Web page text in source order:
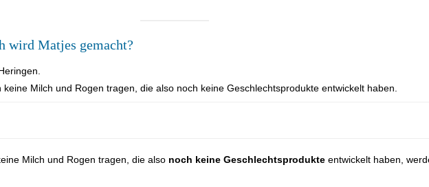
wird Matjes gemacht?
Milch und Rogen tragen, die also noch keine Geschlechtsprodukte entwickelt haben.
Milch und Rogen tragen, die also noch keine Geschlechtsprodukte entwickelt haben,